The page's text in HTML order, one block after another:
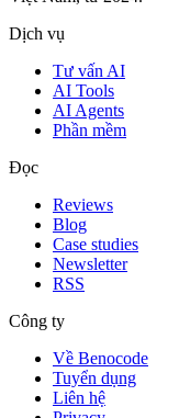
Dịch vụ
Tư vấn AI
AI Tools
AI Agents
Phần mềm
Đọc
Reviews
Blog
Case studies
Newsletter
RSS
Công ty
Về Benocode
Tuyển dụng
Liên hệ